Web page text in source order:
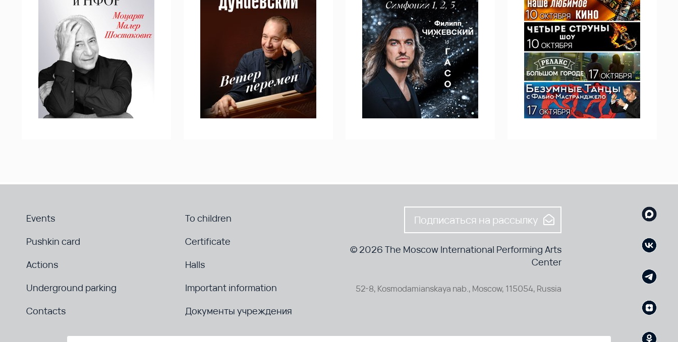
Events
To children
Pushkin card
Certificate
Actions
Halls
Underground parking
Important information
Contacts
Документы учреждения
Подписаться на рассылку
© 2026 The Moscow International Performing Arts
Center
52-8, Kosmodamianskaya nab., Moscow, 115054, Russia